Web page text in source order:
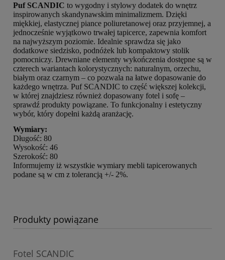
Puf SCANDIC to wygodny i stylowy dodatek do wnętrz
inspirowanych skandynawskim minimalizmem. Dzięki
miękkiej, elastycznej piance poliuretanowej oraz przyjemnej, a
jednocześnie wyjątkowo trwałej tapicerce, zapewnia komfort
na najwyższym poziomie. Idealnie sprawdza się jako
dodatkowe siedzisko, podnóżek lub kompaktowy stolik
pomocniczy. Drewniane elementy wykończenia dostępne są w
czterech wariantach kolorystycznych: naturalnym, orzechu,
białym oraz czarnym – co pozwala na łatwe dopasowanie do
każdego wnętrza. Puf SCANDIC to część większej kolekcji,
w której znajdziesz również dopasowany fotel i sofę –
sprawdź produkty powiązane. To funkcjonalny i estetyczny
wybór, który dopełni każdą aranżację.
Wymiary:
Długość: 80
Wysokość: 46
Szerokość: 80
Informujemy iż wszystkie wymiary mebli tapicerowanych
podane są w cm z tolerancją +/- 2%.
Produkty powiązane
Fotel SCANDIC